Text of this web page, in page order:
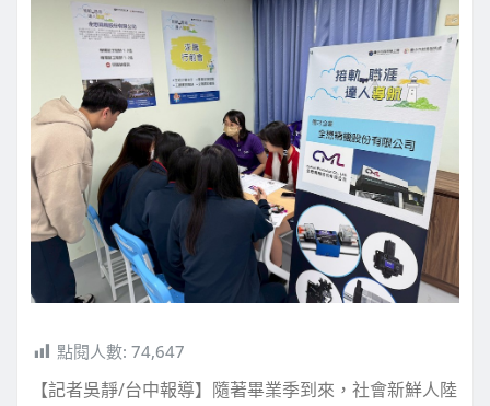
點閱人數: 74,647
【記者吳靜/台中報導】隨著畢業季到來，社會新鮮人陸